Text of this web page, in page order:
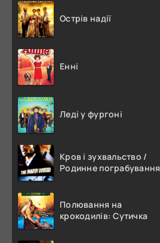
Острів надії
Енні
Леді у фургоні
Кров і зухвальство /
Родинне пограбування
Полювання на
крокодилів: Сутичка